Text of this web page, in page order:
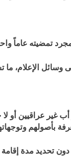
تمضيته عاماً
وسائل الإعلام،
غير عراقيين أو
بأصولهم
تحديد مدة